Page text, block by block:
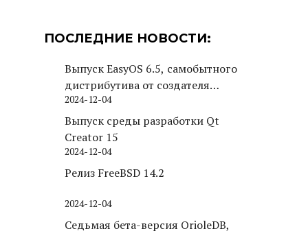
ПОСЛЕДНИЕ НОВОСТИ:
Выпуск EasyOS 6.5, самобытного
дистрибутива от создателя
Puppy Linux
2024-12-04
Выпуск среды разработки Qt
Creator 15
2024-12-04
Релиз FreeBSD 14.2
2024-12-04
Седьмая бета-версия OrioleDB,